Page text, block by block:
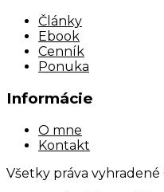
Články
Ebook
Cenník
Ponuka
Informácie
O mne
Kontakt
Všetky práva vyhradené